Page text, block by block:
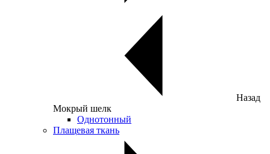
Назад
Мокрый шелк
Однотонный
Плащевая ткань